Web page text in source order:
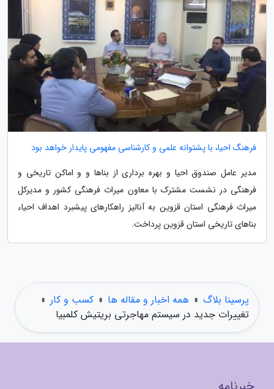
فرهنگ احیا، با پشتوانه علمی و کارشناسی مفهومی پایدار خواهد بود
مدیر عامل صندوق احیا و بهره برداری از بناها و و اماکن تاریخی و
فرهنگی در نشست مشترک با معاون میراث فرهنگی کشور و مدیرکل
میراث فرهنگی استان قزوین به آنالیز راهکارهای پیشبرد اهداف احیاء
بناهای تاریخی استان قزوین پرداخت.
پرسینا بلاگ » همه اخبار و مقاله ها » کسب و کار »
تغییرات جدید در سیستم مهاجرتی بریتیش کلمبیا